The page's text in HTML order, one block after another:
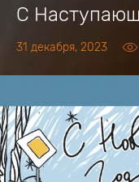
С
31 декабря, 2023